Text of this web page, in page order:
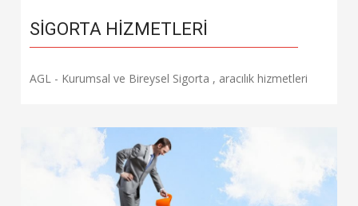
SIGORTA HIZMETLERI
AGL - Kurumsal ve Bireysel Sigorta , aracılık hizmetleri